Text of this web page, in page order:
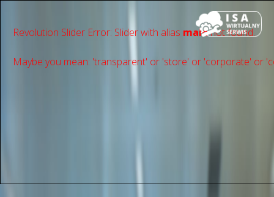
Revolution Slider Error: Slider with alias mainnot found.
Maybe you mean: 'transparent' or 'store' or 'сorporate' or